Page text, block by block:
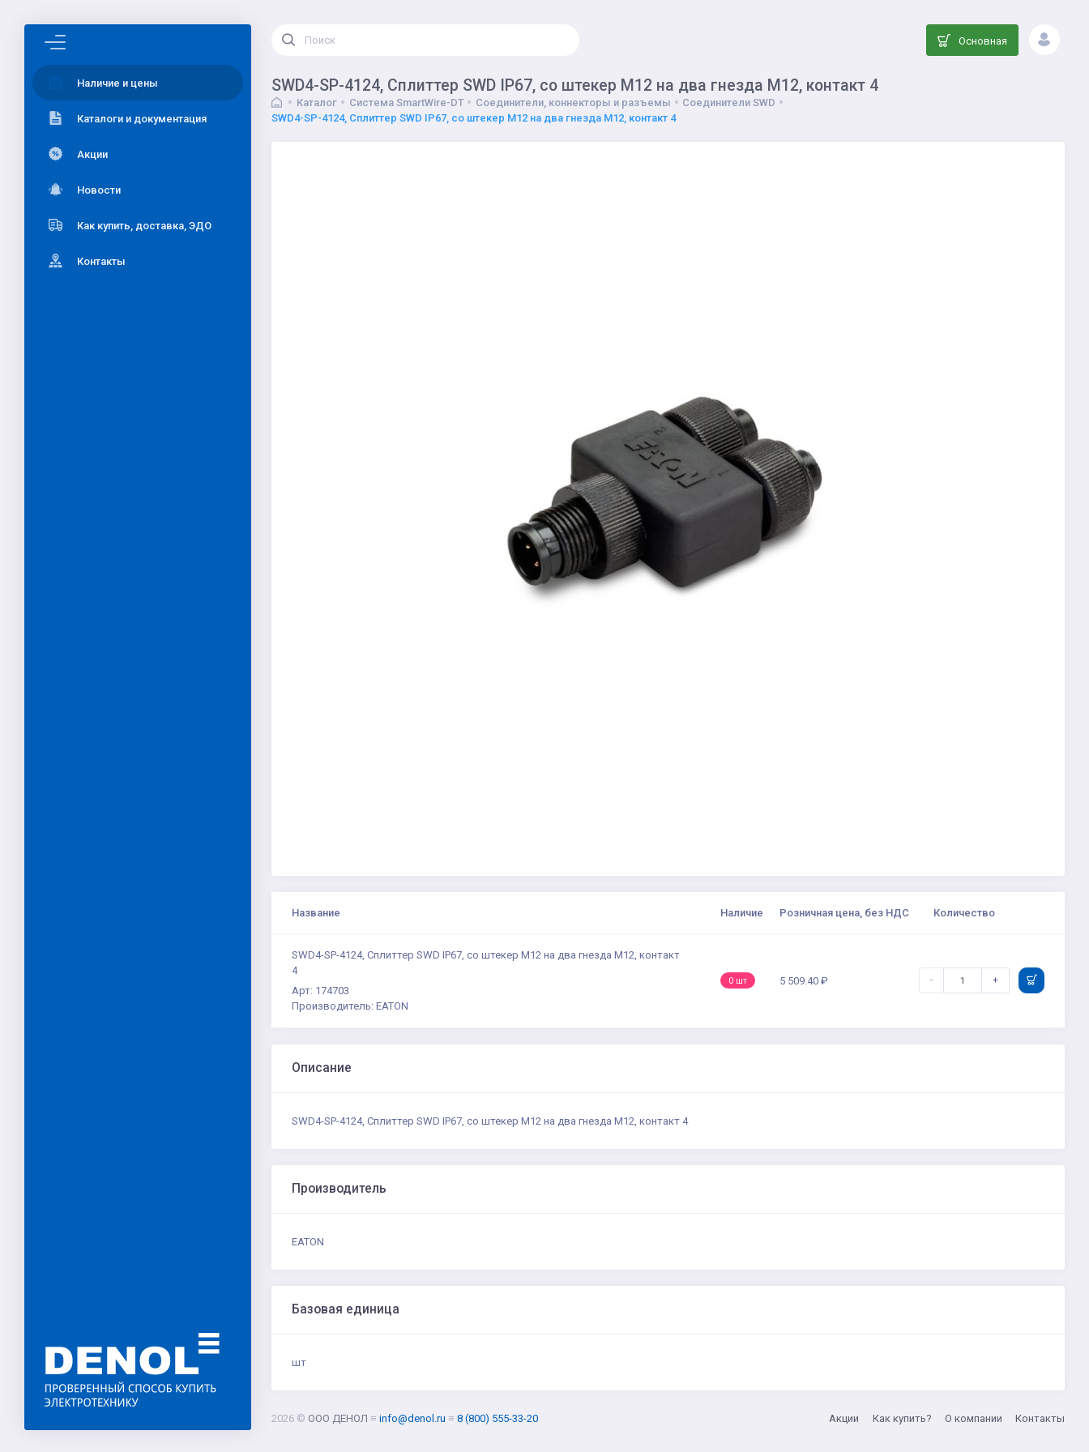
Наличие и цены
Каталоги и документация
Акции
Новости
Как купить, доставка, ЭДО
Контакты
Основная
SWD4-SP-4124, Сплиттер SWD IP67, со штекер M12 на два гнезда M12, контакт 4
Каталог Система SmartWire-DT Соединители, коннекторы и разъемы
Соединители SWD
SWD4-SP-4124, Сплиттер SWD IP67, со штекер M12 на два гнезда M12, контакт 4
Название Наличие Розничная цена, без НДС Количество
SWD4-SP-4124, Сплиттер SWD IP67, со штекер M12 на два гнезда M12, контакт
4
Арт: 174703
Производитель: EATON
0 шт 5 509.40 ₽ - +
Описание
SWD4-SP-4124, Сплиттер SWD IP67, со штекер M12 на два гнезда M12, контакт 4
Производитель
EATON
Базовая единица
шт
2026 © ООО ДЕНОЛ ≡ info@denol.ru ≡ 8 (800) 555-33-20 Акции Как купить? О компании Контакты